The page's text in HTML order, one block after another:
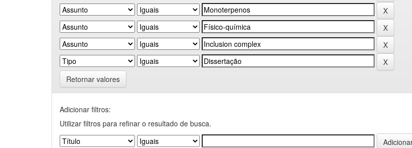
Retornar valores
Adicionar filtros:
Utilizar filtros para refinar o resultado de busca.